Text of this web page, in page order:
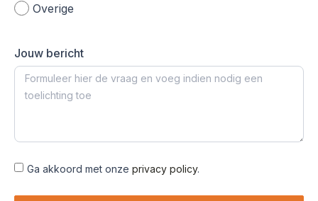
Overige
Jouw bericht
Ga akkoord met onze privacy policy.